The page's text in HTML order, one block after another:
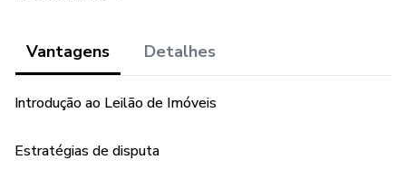
com confiança e garantir resultados consistentes.
Vantagens Detalhes
Introdução ao Leilão de Imóveis
Estratégias de disputa